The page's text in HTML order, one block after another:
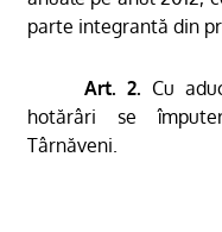
parte integrantă din
Art. 2. Cu
hotărâri se
Târnăveni.